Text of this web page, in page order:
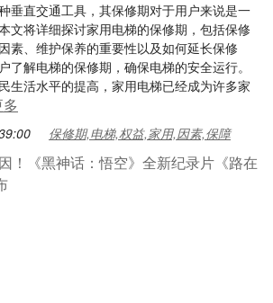
垂直交通工具，其保修期对于用户来说是一
文将详细探讨家用电梯的保修期，包括保修
素、维护保养的重要性以及如何延长保修
了解电梯的保修期，确保电梯的安全运行。
生活水平的提高，家用电梯已经成为许多家
保修期,电梯,权益,家用,因素,保障